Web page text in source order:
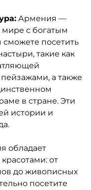
Армения —
мире с богатым
посетить
такие как
а также
в стране. Эти
истории и
обладает
от
до живописных
посетите